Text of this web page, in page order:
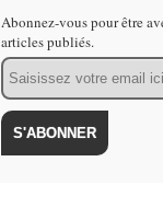
Abonnez-vous pour être
articles publiés.
Email